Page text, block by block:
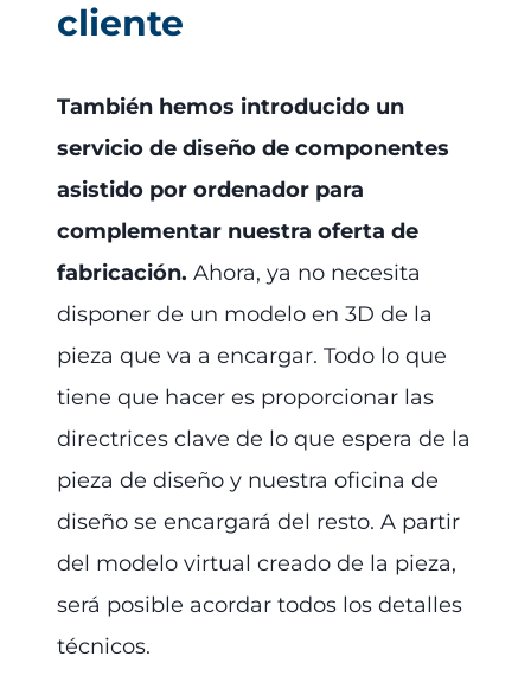
cliente
También hemos introducido un
servicio de diseño de componentes
asistido por ordenador para
complementar nuestra oferta de
fabricación. Ahora, ya no necesita
disponer de un modelo en 3D de la
pieza que va a encargar. Todo lo que
tiene que hacer es proporcionar las
directrices clave de lo que espera de la
pieza de diseño y nuestra oficina de
diseño se encargará del resto. A partir
del modelo virtual creado de la pieza,
será posible acordar todos los detalles
técnicos.